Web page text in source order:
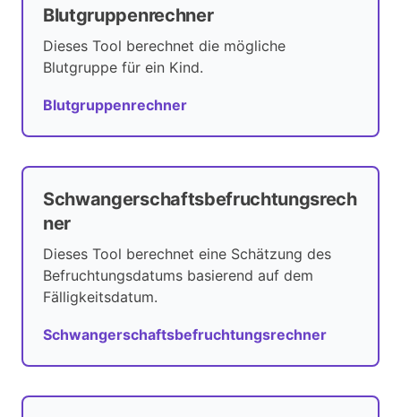
Blutgruppenrechner
Dieses Tool berechnet die mögliche
Blutgruppe für ein Kind.
Blutgruppenrechner
Schwangerschaftsbefruchtungsrech
ner
Dieses Tool berechnet eine Schätzung des
Befruchtungsdatums basierend auf dem
Fälligkeitsdatum.
Schwangerschaftsbefruchtungsrechner